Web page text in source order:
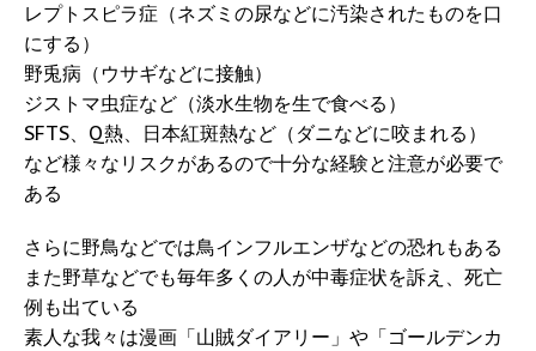
レプトスピラ症（ネズミの尿などに汚染されたものを口
にする）
野兎病（ウサギなどに接触）
ジストマ虫症など（淡水生物を生で食べる）
SFTS、Q熱、日本紅斑熱など（ダニなどに咬まれる）
など様々なリスクがあるので十分な経験と注意が必要で
ある
さらに野鳥などでは鳥インフルエンザなどの恐れもある
また野草などでも毎年多くの人が中毒症状を訴え、死亡
例も出ている
素人な我々は漫画「山賊ダイアリー」や「ゴールデンカ